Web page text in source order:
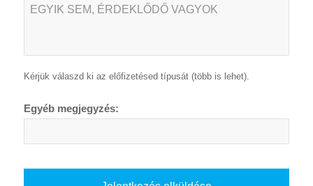
Kérjük válaszd ki az előfizetésed típusát (több is lehet).
Egyéb megjegyzés: